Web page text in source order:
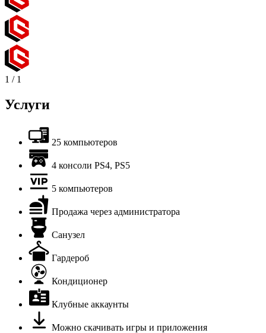
1 / 1
Услуги
25 компьютеров
4 консоли PS4, PS5
5 компьютеров
Продажа через администратора
Санузел
Гардероб
Кондиционер
Клубные аккаунты
Можно скачивать игры и приложения